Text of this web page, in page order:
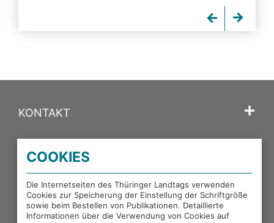
KONTAKT
PORTALE DES THÜRINGER LANDTAGS
EXTERNE LINKS
COOKIES
Die Internetseiten des Thüringer Landtags verwenden
Cookies zur Speicherung der Einstellung der Schriftgröße
sowie beim Bestellen von Publikationen. Detaillierte
Informationen über die Verwendung von Cookies auf